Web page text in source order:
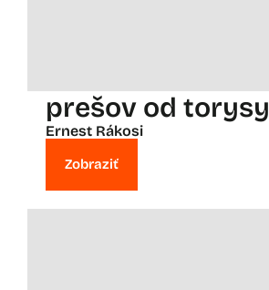
prešov od torysy
Ernest Rákosi
Zobraziť